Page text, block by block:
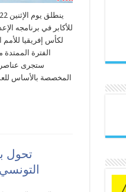
للأكابر في برنامجه
لكأس إفريقيا
ستجرى
تحول